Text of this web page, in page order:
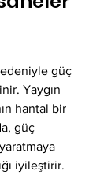
güç
Yaygın
hantal bir
güç
iyileştirir.